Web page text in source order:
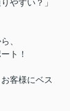
やすい？」
、
ト！
客様にベス